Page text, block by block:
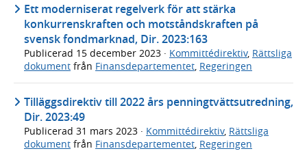
Ett moderniserat regelverk för att stärka
konkurrenskraften och motståndskraften på
svensk fondmarknad, Dir. 2023:163
Publicerad 15 december 2023 · Kommittédirektiv, Rättsliga
dokument från Finansdepartementet, Regeringen
Tilläggsdirektiv till 2022 års penningtvättsutredning,
Dir. 2023:49
Publicerad 31 mars 2023 · Kommittédirektiv, Rättsliga
dokument från Finansdepartementet Regeringen